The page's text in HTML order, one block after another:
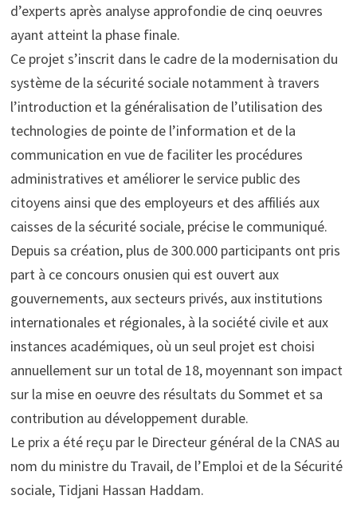
d’experts après analyse approfondie de cinq oeuvres
ayant atteint la phase finale.
Ce projet s’inscrit dans le cadre de la modernisation du
système de la sécurité sociale notamment à travers
l’introduction et la généralisation de l’utilisation des
technologies de pointe de l’information et de la
communication en vue de faciliter les procédures
administratives et améliorer le service public des
citoyens ainsi que des employeurs et des affiliés aux
caisses de la sécurité sociale, précise le communiqué.
Depuis sa création, plus de 300.000 participants ont pris
part à ce concours onusien qui est ouvert aux
gouvernements, aux secteurs privés, aux institutions
internationales et régionales, à la société civile et aux
instances académiques, où un seul projet est choisi
annuellement sur un total de 18, moyennant son impact
sur la mise en oeuvre des résultats du Sommet et sa
contribution au développement durable.
Le prix a été reçu par le Directeur général de la CNAS au
nom du ministre du Travail, de l’Emploi et de la Sécurité
sociale, Tidjani Hassan Haddam.